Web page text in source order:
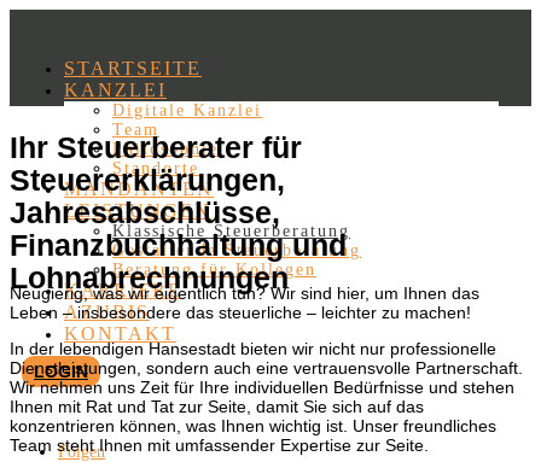
STARTSEITE
KANZLEI
Digitale Kanzlei
Team
Philosophie
Standorte
MANDANTEN
LEISTUNGEN
Klassische Steuerberatung
Gestaltende Steuerberatung
Beratung für Kollegen
KARRIERE
AZUBIS
KONTAKT
LOGIN
Folgen
Ihr Steuerberater für
Steuererklärungen,
Jahresabschlüsse,
Finanzbuchhaltung und
Lohnabrechnungen
Neugierig, was wir eigentlich tun? Wir sind hier, um Ihnen das
Leben – insbesondere das steuerliche – leichter zu machen!
In der lebendigen Hansestadt bieten wir nicht nur professionelle
Dienstleistungen, sondern auch eine vertrauensvolle Partnerschaft.
Wir nehmen uns Zeit für Ihre individuellen Bedürfnisse und stehen
Ihnen mit Rat und Tat zur Seite, damit Sie sich auf das
konzentrieren können, was Ihnen wichtig ist. Unser freundliches
Team steht Ihnen mit umfassender Expertise zur Seite.